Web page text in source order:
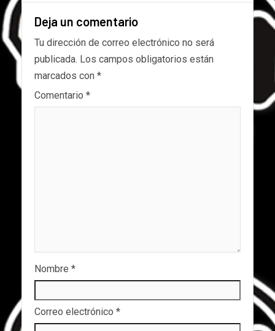
Deja un comentario
Tu dirección de correo electrónico no será
publicada. Los campos obligatorios están
marcados con *
Comentario *
Nombre *
Correo electrónico *